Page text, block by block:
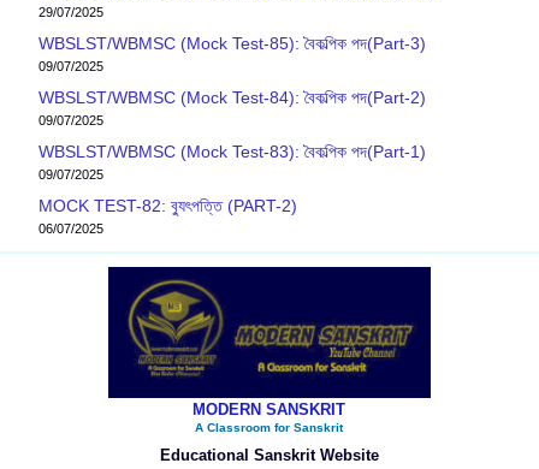
29/07/2025
WBSLST/WBMSC (Mock Test-85): বৈকল্পিক পদ(Part-3)
09/07/2025
WBSLST/WBMSC (Mock Test-84): বৈকল্পিক পদ(Part-2)
09/07/2025
WBSLST/WBMSC (Mock Test-83): বৈকল্পিক পদ(Part-1)
09/07/2025
MOCK TEST-82: ব‍্যুৎপত্তি (PART-2)
06/07/2025
MODERN SANSKRIT
A Classroom for Sanskrit
Educational Sanskrit Website